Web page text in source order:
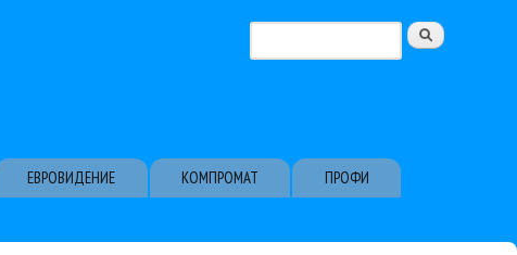
Форма поиска
ЕВРОВИДЕНИЕ КОМПРОМАТ
ПРОФИ